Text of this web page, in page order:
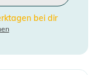
bei dir